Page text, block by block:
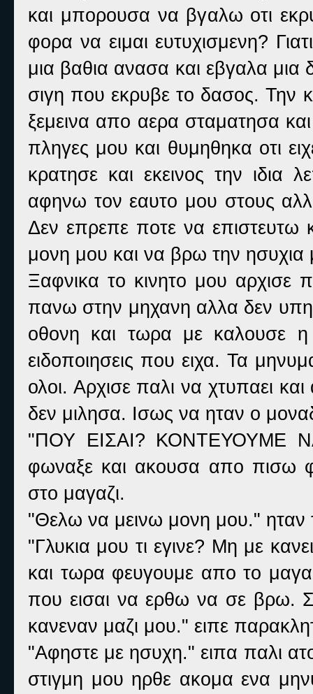
και μπορουσα να βγαλω οτι
φορα να ειμαι ευτυχισμενη?
μια βαθια ανασα και εβγαλα
σιγη που εκρυβε το δασος. Την
ξεμεινα απο αερα σταματησα
πληγες μου και θυμηθηκα οτι
κρατησε και εκεινος την ιδια
αφηνω τον εαυτο μου στους
Δεν επρεπε ποτε να επιστευτω
μονη μου και να βρω την
Ξαφνικα το κινητο μου αρχισε
πανω στην μηχανη αλλα δεν
οθονη και τωρα με καλουσε η
ειδοποιησεις που ειχα. Τα
ολοι. Αρχισε παλι να χτυπαει
δεν μιλησα. Ισως να ηταν ο
"ΠΟΥ ΕΙΣΑΙ? ΚΟΝΤΕΥΟΥΜΕ
φωναξε και ακουσα απο πισω
στο μαγαζι.
"Θελω να μεινω μονη μου." ηταν
"Γλυκια μου τι εγινε? Μη με
και τωρα φευγουμε απο το
που εισαι να ερθω να σε βρω.
κανεναν μαζι μου." ειπε
"Αφηστε με ησυχη." ειπα παλι
στιγμη μου ηρθε ακομα ενα